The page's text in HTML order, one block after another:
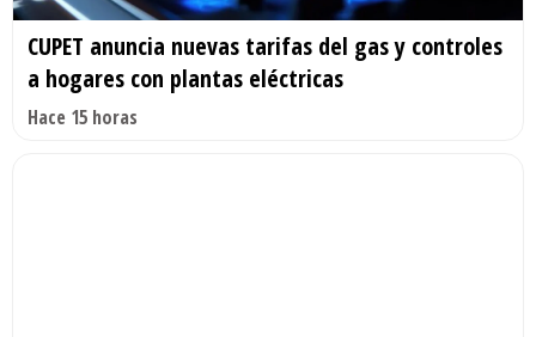
CUPET anuncia nuevas tarifas del gas y controles
a hogares con plantas eléctricas
Hace 15 horas